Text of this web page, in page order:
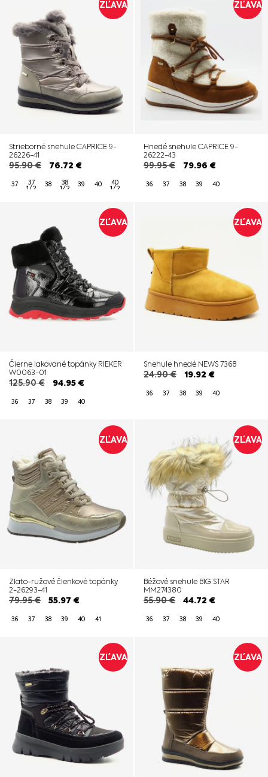
ZĽAVA
Strieborné snehule CAPRICE 9-
26226-41
95.90€ 76.72 €
37 37
1/2
38 38
1/2
39 40 40
1/2
ZĽAVA
Hnedé snehule CAPRICE 9-
26222-43
99.95€ 79.96 €
36 37 38 39 40
ZĽAVA
Čierne lakované topánky RIEKER
W0063-01
125.90€ 94.95€
36 37 38 39 40
ZĽAVA
Snehule hnedé NEWS 7368
24.90€ 19.92 €
36 37 38 39 40
ZĽAVA
Zlato-ružové členkové topánky
2-26293-41
79.95€ 55.97 €
36 37 38 39 40 41
ZĽAVA
Béžové snehule BIG STAR
MM274380
55.90€ 44.72 €
36 37 38 39 40
ZĽAVA ZĽAVA